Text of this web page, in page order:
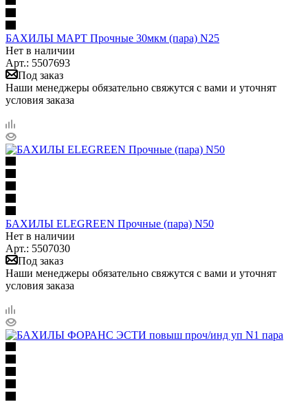
БАХИЛЫ МАРТ Прочные 30мкм (пара) N25
Нет в наличии
Арт.: 5507693
Под заказ
Наши менеджеры обязательно свяжутся с вами и уточнят
условия заказа
БАХИЛЫ ELEGREEN Прочные (пара) N50
Нет в наличии
Арт.: 5507030
Под заказ
Наши менеджеры обязательно свяжутся с вами и уточнят
условия заказа